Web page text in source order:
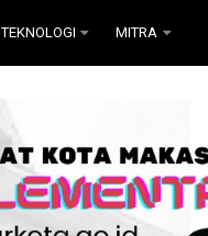
TEKNOLOGI MITRA